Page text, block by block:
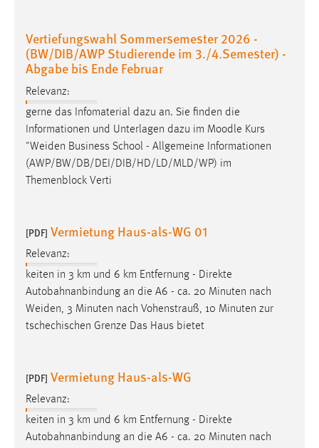
Vertiefungswahl Sommersemester 2026 -
(BW/DIB/AWP Studierende im 3./4.Semester) -
Abgabe bis Ende Februar
Relevanz:
gerne das Infomaterial dazu an. Sie finden die
Informationen und Unterlagen dazu im Moodle Kurs
"Weiden Business School - Allgemeine Informationen
(AWP/BW/DB/DEI/DIB/HD/LD/MLD/WP) im
Themenblock Verti
[PDF] Vermietung Haus-als-WG 01
Relevanz:
keiten in 3 km und 6 km Entfernung - Direkte
Autobahnanbindung an die A6 - ca. 20 Minuten nach
Weiden, 3 Minuten nach Vohenstrauß, 10 Minuten zur
tschechischen Grenze Das Haus bietet
[PDF] Vermietung Haus-als-WG
Relevanz:
keiten in 3 km und 6 km Entfernung - Direkte
Autobahnanbindung an die A6 - ca. 20 Minuten nach